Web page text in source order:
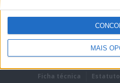
MAIS
Ficha técnica